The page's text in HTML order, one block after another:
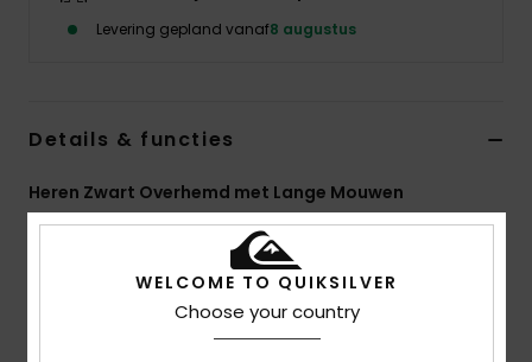
Levering gepland vanaf8 augustus
Details & functies
Heren Zwart Overhemd met Lange Mouwen
Kleurcode
Wol [260 G/M2]
WELCOME TO QUIKSILVER
Choose your country